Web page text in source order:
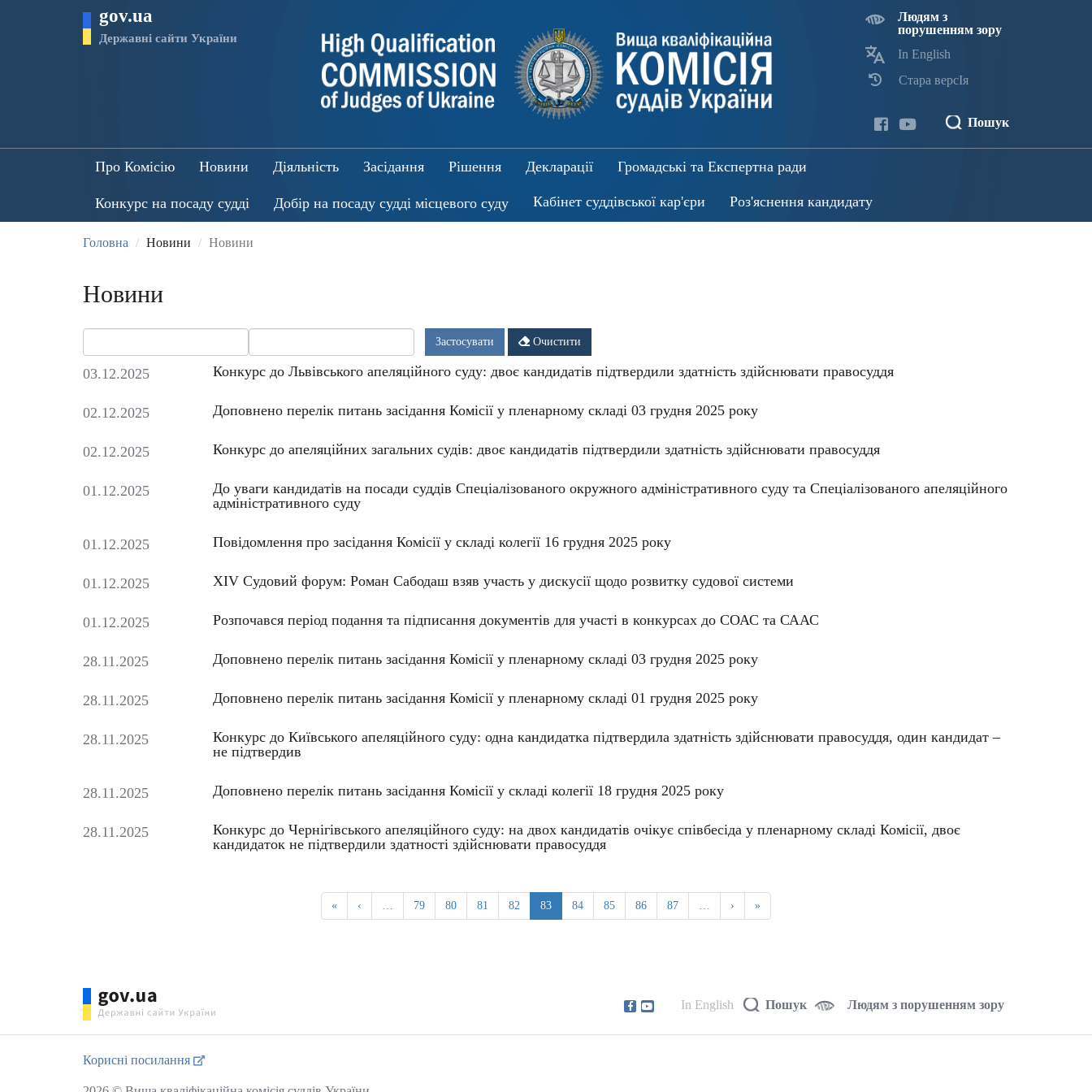
gov.ua
Державні сайти України
Людям з
порушенням зору
In English
Стара версІя
Пошук
Про Комісію Новини Діяльність Засідання Рішення Декларації Громадські та Експертна ради
Конкурс на посаду судді Добір на посаду судді місцевого суду Кабінет суддівської кар'єри Роз'яснення кандидату
Головна Новини Новини
Новини
Застосувати Очистити
03.12.2025 Конкурс до Львівського апеляційного суду: двоє кандидатів підтвердили здатність здійснювати правосуддя
02.12.2025 Доповнено перелік питань засідання Комісії у пленарному складі 03 грудня 2025 року
02.12.2025 Конкурс до апеляційних загальних судів: двоє кандидатів підтвердили здатність здійснювати правосуддя
01.12.2025
До уваги кандидатів на посади суддів Спеціалізованого окружного адміністративного суду та Спеціалізованого апеляційного
адміністративного суду
01.12.2025 Повідомлення про засідання Комісії у складі колегії 16 грудня 2025 року
01.12.2025 XIV Судовий форум: Роман Сабодаш взяв участь у дискусії щодо розвитку судової системи
01.12.2025 Розпочався період подання та підписання документів для участі в конкурсах до СОАС та СААС
28.11.2025 Доповнено перелік питань засідання Комісії у пленарному складі 03 грудня 2025 року
28.11.2025 Доповнено перелік питань засідання Комісії у пленарному складі 01 грудня 2025 року
28.11.2025
Конкурс до Київського апеляційного суду: одна кандидатка підтвердила здатність здійснювати правосуддя, один кандидат –
не підтвердив
28.11.2025 Доповнено перелік питань засідання Комісії у складі колегії 18 грудня 2025 року
28.11.2025
Конкурс до Чернігівського апеляційного суду: на двох кандидатів очікує співбесіда у пленарному складі Комісії, двоє
кандидаток не підтвердили здатності здійснювати правосуддя
« ‹ 79 80 81 82 83 84 85 86 87 › »
Людям з порушенням зору
Пошук
In English
Корисні посилання